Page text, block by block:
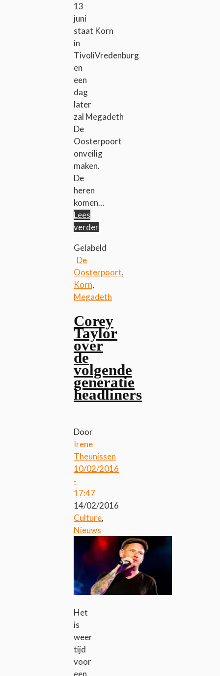
13
juni
staat Korn
in
TivoliVredenburg
en
een
dag
later
zal Megadeth
De
Oosterpoort
onveilig
maken.
De
heren
komen…
Lees
verder
Gelabeld
De
Oosterpoort,
Korn,
Megadeth
Corey
Taylor
over
de
volgende
generatie
headliners
Door
Irene
Theunissen
10/02/2016
-
17:47
14/02/2016
Culture,
Nieuws
Het
is
weer
tijd
voor